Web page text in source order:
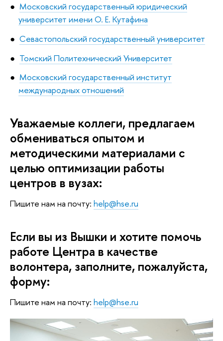
Московский государственный юридический
университет имени О. Е. Кутафина
Севастопольский государственный университет
Томский Политехнический Университет
Московский государственный институт
международных отношений
Уважаемые коллеги, предлагаем
обмениваться опытом и
методическими материалами с
целью оптимизации работы
центров в вузах:
Пишите нам на почту: help@hse.ru
Если вы из Вышки и хотите помочь
работе Центра в качестве
волонтера, заполните, пожалуйста,
форму:
Пишите нам на почту: help@hse.ru